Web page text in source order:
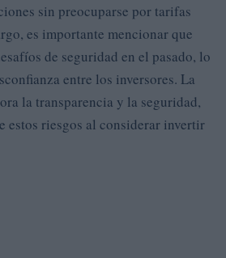
sin preocuparse por tarifas
es importante mencionar que
de seguridad en el pasado, lo
entre los inversores. La
la transparencia y la seguridad,
estos riesgos al considerar invertir